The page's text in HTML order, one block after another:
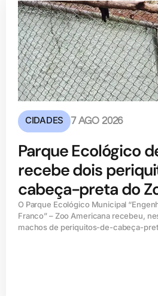
CIDADES 7 AGO 2026
Parque Ecológico
recebe dois
cabeça-preta do
O Parque Ecológico Municipal
Franco” – Zoo Americana recebeu,
machos de periquitos-de-cabeça-